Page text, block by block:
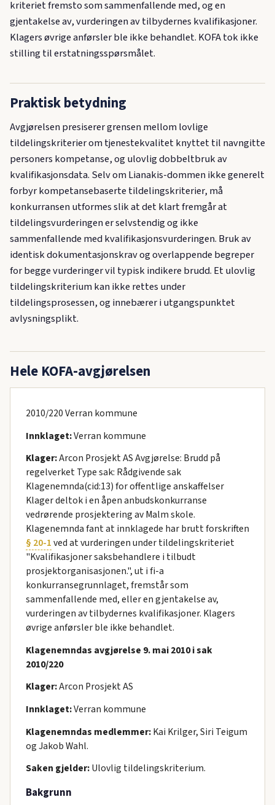
kriteriet fremsto som sammenfallende med, og en
gjentakelse av, vurderingen av tilbydernes kvalifikasjoner.
Klagers øvrige anførsler ble ikke behandlet. KOFA tok ikke
stilling til erstatningsspørsmålet.
Praktisk betydning
Avgjørelsen presiserer grensen mellom lovlige
tildelingskriterier om tjenestekvalitet knyttet til navngitte
personers kompetanse, og ulovlig dobbeltbruk av
kvalifikasjonsdata. Selv om Lianakis-dommen ikke generelt
forbyr kompetansebaserte tildelingskriterier, må
konkurransen utformes slik at det klart fremgår at
tildelingsvurderingen er selvstendig og ikke
sammenfallende med kvalifikasjonsvurderingen. Bruk av
identisk dokumentasjonskrav og overlappende begreper
for begge vurderinger vil typisk indikere brudd. Et ulovlig
tildelingskriterium kan ikke rettes under
tildelingsprosessen, og innebærer i utgangspunktet
avlysningsplikt.
Hele KOFA-avgjørelsen
2010/220 Verran kommune
Innklaget:Verran kommune
Klager:Arcon Prosjekt AS Avgjørelse: Brudd på
regelverket Type sak: Rådgivende sak
Klagenemnda(cid:13) for offentlige anskaffelser
Klager deltok i en åpen anbudskonkurranse
vedrørende prosjektering av Malm skole.
Klagenemnda fant at innklagede har brutt forskriften
§ 20-1ved at vurderingen under tildelingskriteriet
"Kvalifikasjoner saksbehandlere i tilbudt
prosjektorganisasjonen.", ut i fi-a
konkurransegrunnlaget, fremstår som
sammenfallende med, eller en gjentakelse av,
vurderingen av tilbydernes kvalifikasjoner. Klagers
øvrige anførsler ble ikke behandlet.
Klagenemndas avgjørelse 9. mai 2010 i sak
2010/220
Klager:Arcon Prosjekt AS
Innklaget:Verran kommune
Klagenemndas medlemmer:Kai Krilger, Siri Teigum
og Jakob Wahl.
Saken gjelder:Ulovlig tildelingskriterium.
Bakgrunn